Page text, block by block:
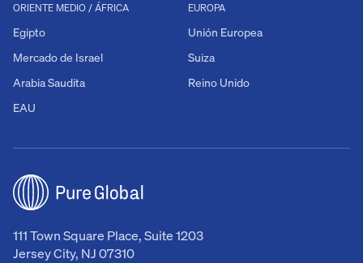
111 Town Square Place, Suite 1203
Jersey City, NJ 07310
EUROPA
Unión Europea
Suiza
Reino Unido
ORIENTE MEDIO / ÁFRICA
Egipto
Mercado de Israel
Arabia Saudita
EAU